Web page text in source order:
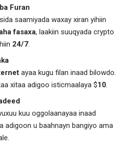
Furan
saamiyada waxay xiran yihiin
fasaxa, laakiin suuqyada crypto
24/7.
ayaa kugu filan inaad bilowdo.
xitaa adigoo isticmaalaya $10.
kuu oggolaanayaa inaad
adigoon u baahnayn bangiyo ama